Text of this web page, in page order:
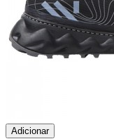
Adicionar